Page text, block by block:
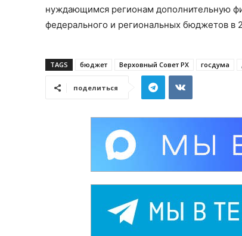
нуждающимся регионам дополнительную
федерального и региональных бюджетов в
TAGS бюджет Верховный Совет РХ госдума
поделиться